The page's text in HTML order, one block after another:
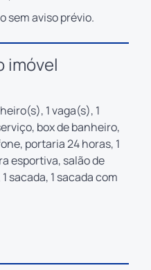
sem aviso prévio.
imóvel
1 vaga(s), 1
box de banheiro,
portaria 24 horas, 1
esportiva, salão de
sacada, 1 sacada com